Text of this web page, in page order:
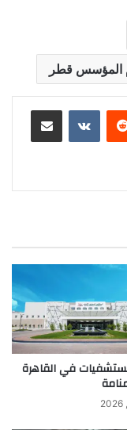
المؤسس قطر
مشاركة عبر البريد
في القاهرة